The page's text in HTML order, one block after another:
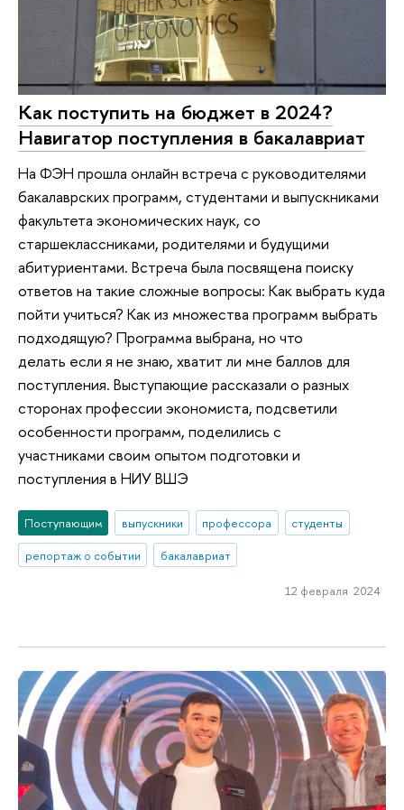
Как поступить на бюджет в 2024?
Навигатор поступления в бакалавриат
На ФЭН прошла онлайн встреча с руководителями
бакалаврских программ, студентами и выпускниками
факультета экономических наук, со
старшеклассниками, родителями и будущими
абитуриентами. Встреча была посвящена поиску
ответов на такие сложные вопросы: Как выбрать куда
пойти учиться? Как из множества программ выбрать
подходящую? Программа выбрана, но что
делать если я не знаю, хватит ли мне баллов для
поступления. Выступающие рассказали о разных
сторонах профессии экономиста, подсветили
особенности программ, поделились с
участниками своим опытом подготовки и
поступления в НИУ ВШЭ
Поступающим выпускники профессора
студенты
репортаж о событии
бакалавриат
12 февраля 2024